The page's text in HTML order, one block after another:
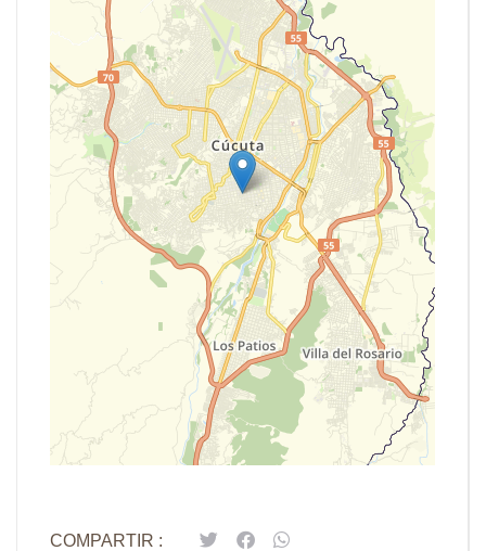
| Map data ©OpenStreetMap contributors,CC-BY-SA
COMPARTIR :